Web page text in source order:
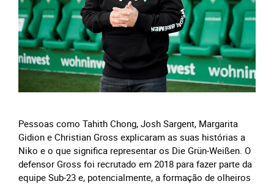
Pessoas como Tahith Chong, Josh Sargent, Margarita
Gidion e Christian Gross explicaram as suas histórias a
Niko e o que significa representar os Die Grün-Weißen. O
defensor Gross foi recrutado em 2018 para fazer parte da
equipe Sub-23 e, potencialmente, a formação de olheiros